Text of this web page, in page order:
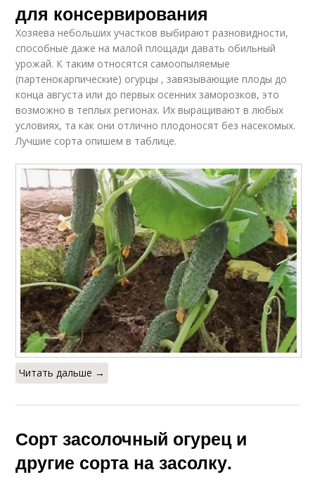
Черношипые сорта Сорта на засолку
Огурцы для засолки
Самоопыляющиеся
сорта
Высокоурожайные
сорта
Засолочные сорта
Кураж для засолки Засолочный сорт
для консервирования
Хозяева небольших участков выбирают разновидности,
способные даже на малой площади давать обильный
урожай. К таким относятся самоопыляемые
(партенокарпические) огурцы , завязывающие плоды до
конца августа или до первых осенних заморозков, это
возможно в теплых регионах. Их выращивают в любых
условиях, та как они отлично плодоносят без насекомых.
Лучшие сорта опишем в таблице.
Читать дальше →
Сорт засолочный огурец и
другие сорта на засолку.